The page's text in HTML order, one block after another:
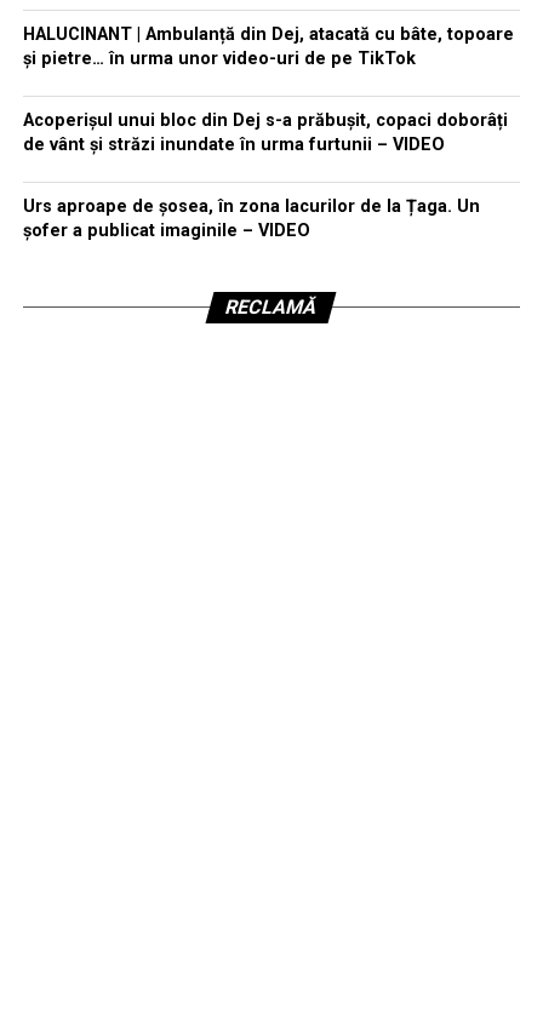
HALUCINANT | Ambulanță din Dej, atacată cu bâte, topoare
și pietre… în urma unor video-uri de pe TikTok
Acoperișul unui bloc din Dej s-a prăbușit, copaci doborâți
de vânt și străzi inundate în urma furtunii – VIDEO
Urs aproape de șosea, în zona lacurilor de la Țaga. Un
șofer a publicat imaginile – VIDEO
RECLAMĂ